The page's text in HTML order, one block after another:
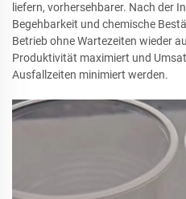
liefern, vorhersehbarer. Nach der
Begehbarkeit und chemische
Betrieb ohne Wartezeiten wieder
Produktivität maximiert und
Ausfallzeiten minimiert werden.